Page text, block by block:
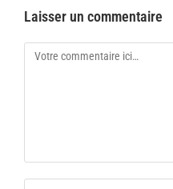
Laisser un commentaire